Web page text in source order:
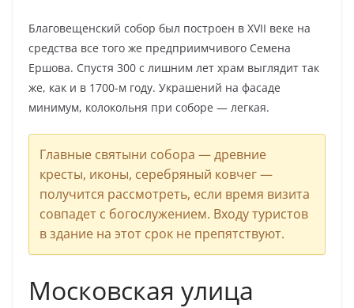
Благовещенский собор был построен в XVII веке на
средства все того же предприимчивого Семена
Ершова. Спустя 300 с лишним лет храм выглядит так
же, как и в 1700-м году. Украшений на фасаде
минимум, колокольня при соборе — легкая.
Главные святыни собора — древние
кресты, иконы, серебряный ковчег —
получится рассмотреть, если время визита
совпадет с богослужением. Входу туристов
в здание на этот срок не препятствуют.
Московская улица